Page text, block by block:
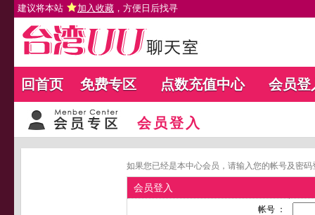
建议将本站 加入收藏 ，方便日后找寻
回首页 免费专区 点数充值中心 会员登
会员登入
如果您已经是本中心会员，请输入您的帐号及密
会员登入
帐号 ：